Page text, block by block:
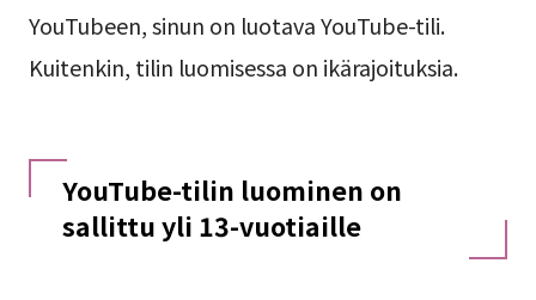
YouTubeen, sinun on luotava YouTube-tili.
Kuitenkin, tilin luomisessa on ikärajoituksia.
YouTube-tilin luominen on
sallittu yli 13-vuotiaille